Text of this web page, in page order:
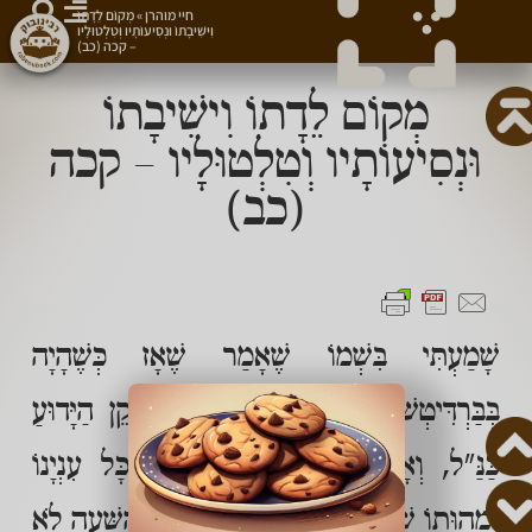
מְקוֹם לֵדָתוֹ וִישִׁיבָתוֹ
וּנְסִיעוֹתָיו וְטִלְטוּלָיו – קכה
(כב)
שָׁמַעְתִּי בִּשְׁמוֹ שֶׁאָמַר שֶׁאָז כְּשֶׁהָיָה
בְּבַּרְדִּיטְשׁוֹב בְּקַיִץ תקס"ב עִם הַזָּקֵן הַיָּדוּעַ
כַּנַּ"ל, וְאָמַר אָז שֶׁאָז נוֹדַע לוֹ כָּל עִנְיָנוֹ
וּמַהוּתוֹ שֶׁל הַזָּקֵן הַנַּ"ל וְעַד אוֹתָהּ הַשָּׁעָה לֹא
חיי מוהרן»מְקוֹם לֵדָתוֹ
וִישִׁיבָתוֹ וּנְסִיעוֹתָיו וְטִלְטוּלָיו
– קכה (כב)